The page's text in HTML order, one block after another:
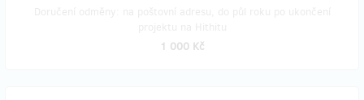
1 000 Kč